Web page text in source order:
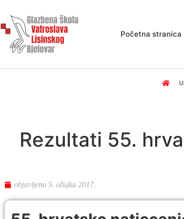
Početna stranica
Rezultati 55.
objavljeno 5. ožujka 2017.